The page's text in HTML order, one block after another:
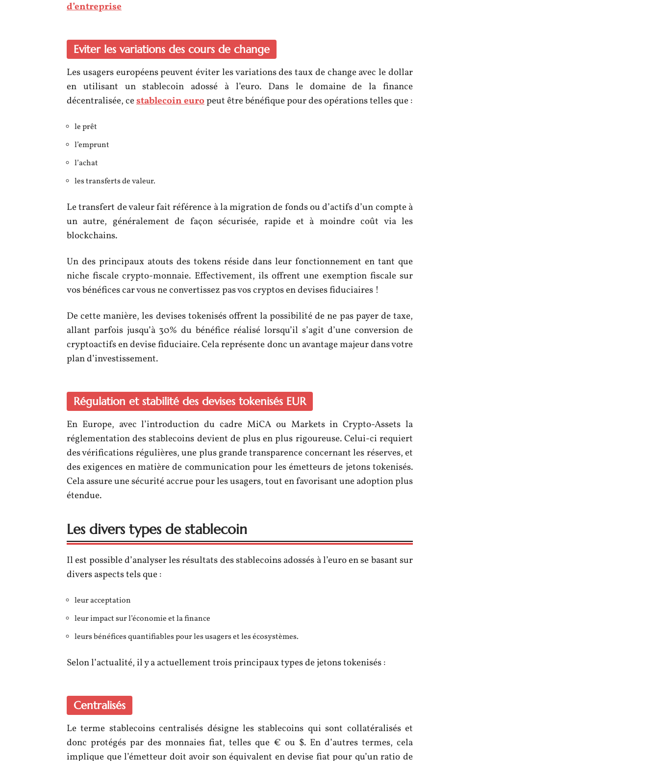
d’entreprise
Eviter les variations des cours de change
Les usagers européens peuvent éviter les variations des taux de change avec le dollar
en utilisant un stablecoin adossé à l’euro. Dans le domaine de la finance
décentralisée, cestablecoin europeut être bénéfique pour des opérations telles que :
le prêt
l’emprunt
l’achat
les transferts de valeur.
Le transfert de valeur fait référence à la migration de fonds ou d’actifs d’un compte à
un autre, généralement de façon sécurisée, rapide et à moindre coût via les
blockchains.
Un des principaux atouts des tokens réside dans leur fonctionnement en tant que
niche fiscale crypto-monnaie. Effectivement, ils offrent une exemption fiscale sur
vos bénéfices car vous ne convertissez pas vos cryptos en devises fiduciaires !
De cette manière, les devises tokenisés offrent la possibilité de ne pas payer de taxe,
allant parfois jusqu’à 30% du bénéfice réalisé lorsqu’il s’agit d’une conversion de
cryptoactifs en devise fiduciaire. Cela représente donc un avantage majeur dans votre
plan d’investissement.
Régulation et stabilité des devises tokenisés EUR
En Europe, avec l’introduction du cadre MiCA ou Markets in Crypto-Assets la
réglementation des stablecoins devient de plus en plus rigoureuse. Celui-ci requiert
des vérifications régulières, une plus grande transparence concernant les réserves, et
des exigences en matière de communication pour les émetteurs de jetons tokenisés.
Cela assure une sécurité accrue pour les usagers, tout en favorisant une adoption plus
étendue.
Les divers types de stablecoin
Il est possible d’analyser les résultats des stablecoins adossés à l’euro en se basant sur
divers aspects tels que :
leur acceptation
leur impact sur l’économie et la finance
leurs bénéfices quantifiables pour les usagers et les écosystèmes.
Selon l’actualité, il y a actuellement trois principaux types de jetons tokenisés :
Centralisés
Le terme stablecoins centralisés désigne les stablecoins qui sont collatéralisés et
donc protégés par des monnaies fiat, telles que € ou $. En d’autres termes, cela
implique que l’émetteur doit avoir son équivalent en devise fiat pour qu’un ratio de